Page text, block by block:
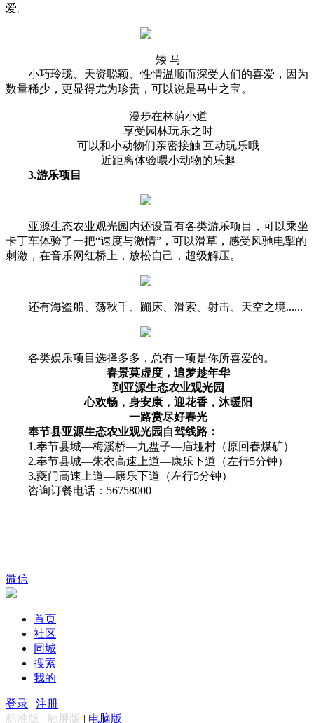
爱。
矮 马
小巧玲珑、天资聪颖、性情温顺而深受人们的喜爱，因为
数量稀少，更显得尤为珍贵，可以说是马中之宝。
漫步在林荫小道
享受园林玩乐之时
可以和小动物们亲密接触 互动玩乐哦
近距离体验喂小动物的乐趣
3.游乐项目
亚源生态农业观光园内还设置有各类游乐项目，可以乘坐
卡丁车体验了一把“速度与激情”，可以滑草，感受风驰电掣的
刺激，在音乐网红桥上，放松自己，超级解压。
还有海盗船、荡秋千、蹦床、滑索、射击、天空之境......
各类娱乐项目选择多多，总有一项是你所喜爱的。
春景莫虚度，追梦趁年华
到亚源生态农业观光园
心欢畅，身安康，迎花香，沐暖阳
一路赏尽好春光
奉节县亚源生态农业观光园自驾线路：
1.奉节县城—梅溪桥—九盘子—庙垭村（原回春煤矿）
2.奉节县城—朱衣高速上道—康乐下道（左行5分钟）
3.夔门高速上道—康乐下道（左行5分钟）
咨询订餐电话：56758000
微信
首页
社区
同城
搜索
我的
登录 | 注册
标准版 | 触屏版 | 电脑版